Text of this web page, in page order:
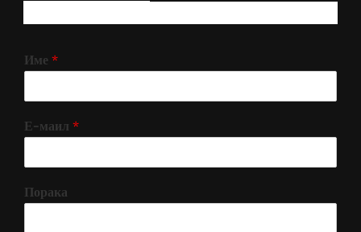
Име *
Е-маил *
Порака